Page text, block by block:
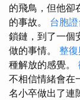
的飛鳥，但他卻
的事故。 台胞證
鎖鏈，到了一個
做的事情。 整
種解放的感覺。
不相信情緒會在
名小卒做出了連